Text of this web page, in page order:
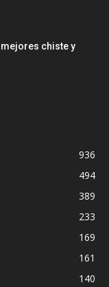
chiste y
936
494
389
233
169
161
140